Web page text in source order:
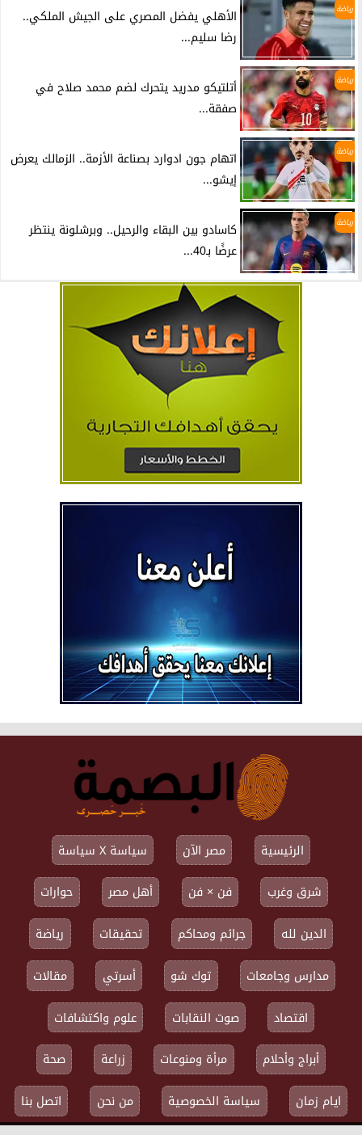
رياضة
الأهلي يفضل المصري على الجيش الملكي..
رضا سليم...
رياضة
أتلتيكو مدريد يتحرك لضم محمد صلاح في
صفقة...
رياضة
اتهام جون ادوارد بصناعة الأزمة.. الزمالك يعرض
إيشو...
رياضة
كاسادو بين البقاء والرحيل.. وبرشلونة ينتظر
عرضًا بـ40...
الرئيسية مصر الآن
سياسة X سياسة
شرق وغرب
فن × فن أهل مصر
حوارات
الدين لله
جرائم ومحاكم تحقيقات
رياضة
مدارس وجامعات
توك شو أسرتي
مقالات
اقتصاد
صوت النقابات
علوم واكتشافات
أبراج وأحلام
مرأة ومنوعات زراعة
صحة
ايام زمان
سياسة الخصوصية من نحن اتصل بنا